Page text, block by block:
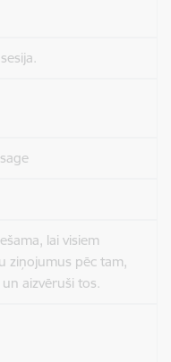
lai visiem
ziņojumus pēc tam,
aizvēruši tos.